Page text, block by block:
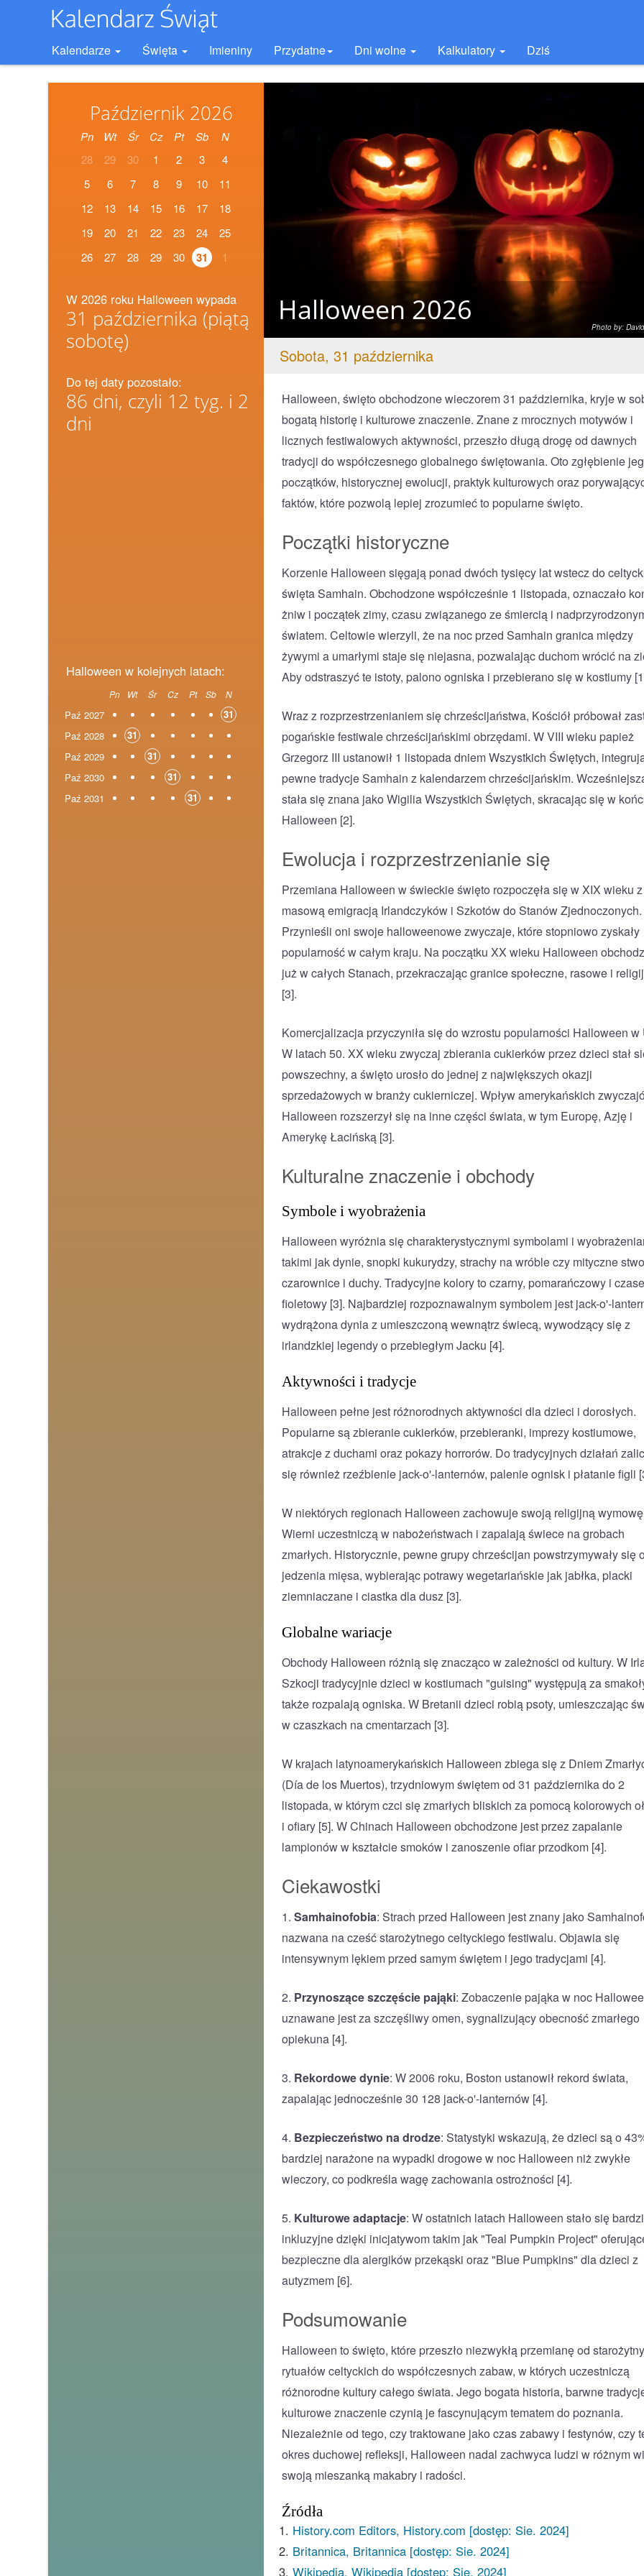
Kalendarze Święta Imieniny Przydatne Dni wolne Kalkulatory Dziś
Październik 2026
Pn Wt Śr Cz Pt Sb
N
28
29 30 1 2 3
4
5
6 7 8 9 10
11
12
13 14 15 16 17
18
19
20 21 22 23 24
25
26
27 28 29 30 31 1
W 2026 roku Halloween wypada
31 października (piątą
sobotę)
Do tej daty pozostało:
86 dni, czyli 12 tyg. i 2
dni
Halloween w kolejnych latach:
Pn Wt Śr Cz Pt Sb N
Paź 2027
31
Paź 2028
31
Paź 2029
31
Paź 2030
31
Paź 2031
31
Halloween 2026
Sobota, 31 października
Photo by:
Halloween, święto obchodzone wieczorem 31 października, kryje w
bogatą historię i kulturowe znaczenie. Znane z mrocznych motywów i
licznych festiwalowych aktywności, przeszło długą drogę od dawnych
tradycji do współczesnego globalnego świętowania. Oto zgłębienie
początków, historycznej ewolucji, praktyk kulturowych oraz
faktów, które pozwolą lepiej zrozumieć to popularne święto.
Początki historyczne
Korzenie Halloween sięgają ponad dwóch tysięcy lat wstecz do
święta Samhain. Obchodzone współcześnie 1 listopada, oznaczało
żniw i początek zimy, czasu związanego ze śmiercią i
światem. Celtowie wierzyli, że na noc przed Samhain granica między
żywymi a umarłymi staje się niejasna, pozwalając duchom wrócić na
Aby odstraszyć te istoty, palono ogniska i przebierano się w kostiumy
Wraz z rozprzestrzenianiem się chrześcijaństwa, Kościół próbował
pogańskie festiwale chrześcijańskimi obrzędami. W VIII wieku papież
Grzegorz III ustanowił 1 listopada dniem Wszystkich Świętych,
pewne tradycje Samhain z kalendarzem chrześcijańskim.
stała się znana jako Wigilia Wszystkich Świętych, skracając się w
Halloween [2].
Ewolucja i rozprzestrzenianie się
Przemiana Halloween w świeckie święto rozpoczęła się w XIX wieku z
masową emigracją Irlandczyków i Szkotów do Stanów Zjednoczonych.
Przynieśli oni swoje halloweenowe zwyczaje, które stopniowo zyskały
popularność w całym kraju. Na początku XX wieku Halloween
już w całych Stanach, przekraczając granice społeczne, rasowe i
[3].
Komercjalizacja przyczyniła się do wzrostu popularności Halloween w
W latach 50. XX wieku zwyczaj zbierania cukierków przez dzieci stał
powszechny, a święto urosło do jednej z największych okazji
sprzedażowych w branży cukierniczej. Wpływ amerykańskich
Halloween rozszerzył się na inne części świata, w tym Europę, Azję i
Amerykę Łacińską [3].
Kulturalne znaczenie i obchody
Symbole i wyobrażenia
Halloween wyróżnia się charakterystycznymi symbolami i
takimi jak dynie, snopki kukurydzy, strachy na wróble czy mityczne
czarownice i duchy. Tradycyjne kolory to czarny, pomarańczowy i
fioletowy [3]. Najbardziej rozpoznawalnym symbolem jest jack-o'-
wydrążona dynia z umieszczoną wewnątrz świecą, wywodzący się z
irlandzkiej legendy o przebiegłym Jacku [4].
Aktywności i tradycje
Halloween pełne jest różnorodnych aktywności dla dzieci i dorosłych.
Popularne są zbieranie cukierków, przebieranki, imprezy kostiumowe,
atrakcje z duchami oraz pokazy horrorów. Do tradycyjnych działań
się również rzeźbienie jack-o'-lanternów, palenie ognisk i płatanie figli
W niektórych regionach Halloween zachowuje swoją religijną
Wierni uczestniczą w nabożeństwach i zapalają świece na grobach
zmarłych. Historycznie, pewne grupy chrześcijan powstrzymywały się
jedzenia mięsa, wybierając potrawy wegetariańskie jak jabłka, placki
ziemniaczane i ciastka dla dusz [3].
Globalne wariacje
Obchody Halloween różnią się znacząco w zależności od kultury. W
Szkocji tradycyjnie dzieci w kostiumach "guising" występują za
także rozpalają ogniska. W Bretanii dzieci robią psoty, umieszczając
w czaszkach na cmentarzach [3].
W krajach latynoamerykańskich Halloween zbiega się z Dniem
(Día de los Muertos), trzydniowym świętem od 31 października do 2
listopada, w którym czci się zmarłych bliskich za pomocą kolorowych
i ofiary [5]. W Chinach Halloween obchodzone jest przez zapalanie
lampionów w kształcie smoków i zanoszenie ofiar przodkom [4].
Ciekawostki
1. Samhainofobia: Strach przed Halloween jest znany jako
nazwana na cześć starożytnego celtyckiego festiwalu. Objawia się
intensywnym lękiem przed samym świętem i jego tradycjami [4].
2. Przynoszące szczęście pająki: Zobaczenie pająka w noc
uznawane jest za szczęśliwy omen, sygnalizujący obecność zmarłego
opiekuna [4].
3. Rekordowe dynie: W 2006 roku, Boston ustanowił rekord świata,
zapalając jednocześnie 30 128 jack-o'-lanternów [4].
4. Bezpieczeństwo na drodze: Statystyki wskazują, że dzieci są o
bardziej narażone na wypadki drogowe w noc Halloween niż zwykłe
wieczory, co podkreśla wagę zachowania ostrożności [4].
5. Kulturowe adaptacje: W ostatnich latach Halloween stało się
inkluzyjne dzięki inicjatywom takim jak "Teal Pumpkin Project"
bezpieczne dla alergików przekąski oraz "Blue Pumpkins" dla dzieci z
autyzmem [6].
Podsumowanie
Halloween to święto, które przeszło niezwykłą przemianę od
rytuałów celtyckich do współczesnych zabaw, w których uczestniczą
różnorodne kultury całego świata. Jego bogata historia, barwne
kulturowe znaczenie czynią je fascynującym tematem do poznania.
Niezależnie od tego, czy traktowane jako czas zabawy i festynów, czy
okres duchowej refleksji, Halloween nadal zachwyca ludzi w różnym
swoją mieszanką makabry i radości.
Źródła
History.com Editors, History.com [dostęp: Sie. 2024]
Britannica, Britannica [dostęp: Sie. 2024]
Wikipedia, Wikipedia [dostęp: Sie. 2024]